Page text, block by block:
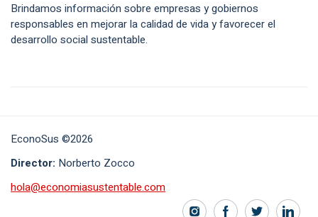
Brindamos información sobre empresas y gobiernos
responsables en mejorar la calidad de vida y favorecer el
desarrollo social sustentable.
EconoSus ©2026
Director: Norberto Zocco
hola@economiasustentable.com